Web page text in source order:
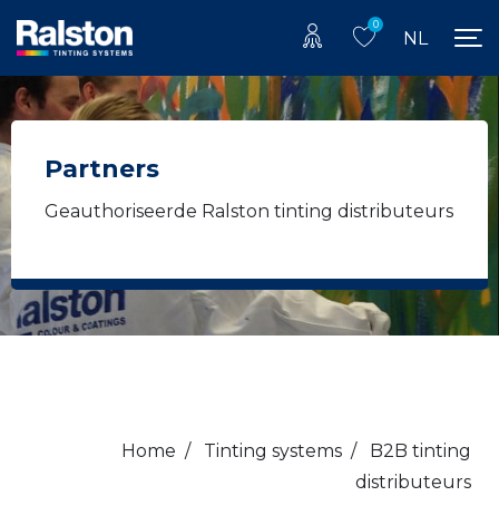
0
NL
Partners
Geauthoriseerde Ralston tinting distributeurs
Home / Tinting systems / B2B tinting
distributeurs